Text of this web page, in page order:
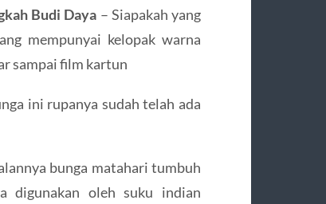
Budi Daya – Siapakah yang
mempunyai kelopak warna
sampai film kartun
ini rupanya sudah telah ada
bunga matahari tumbuh
digunakan oleh suku indian